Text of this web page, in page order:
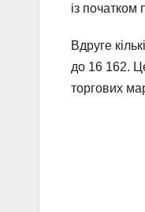
із
Вдруге
до 16 162.
торгових